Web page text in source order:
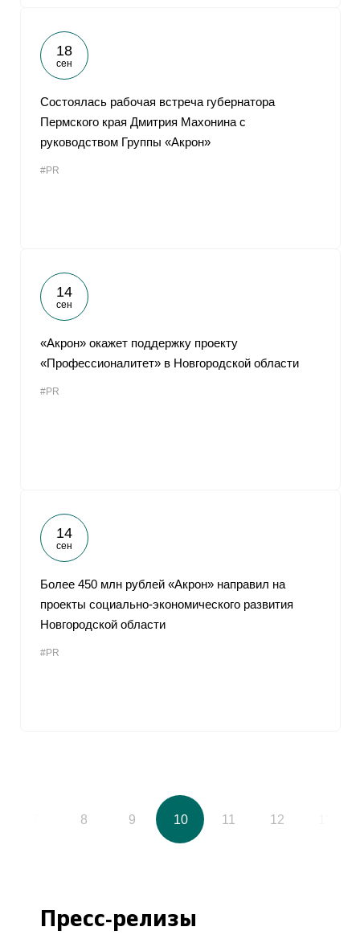
18
сен
Состоялась рабочая встреча губернатора
Пермского края Дмитрия Махонина с
руководством Группы «Акрон»
#PR
14
сен
«Акрон» окажет поддержку проекту
«Профессионалитет» в Новгородской области
#PR
14
сен
Более 450 млн рублей «Акрон» направил на
проекты социально-экономического развития
Новгородской области
#PR
8 9 10 11 12
Пресс-релизы